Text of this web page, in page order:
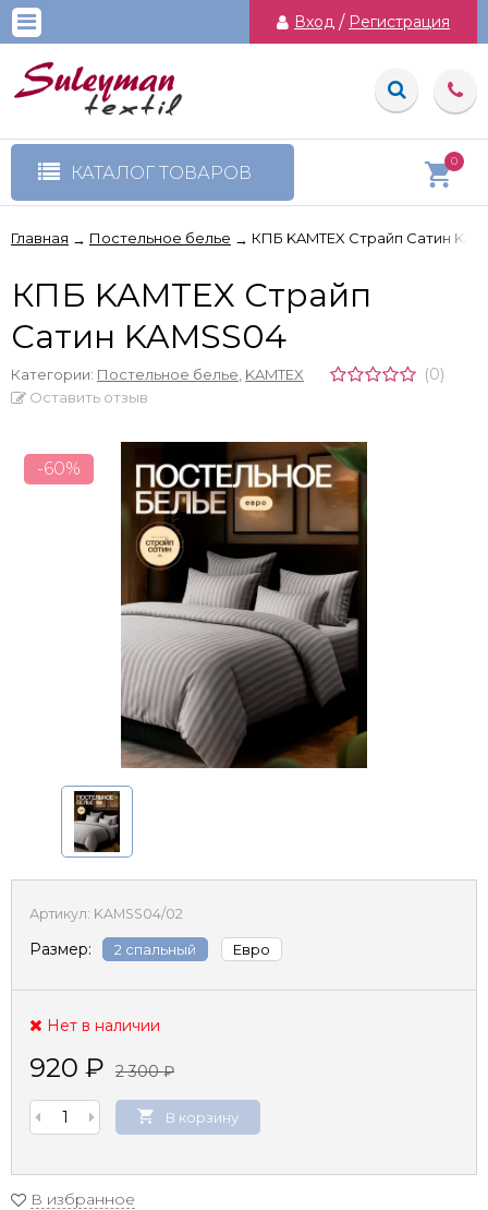
Вход / Регистрация
КАТАЛОГ ТОВАРОВ
0
Главная → Постельное белье → КПБ KAMTEX Страйп Сатин
КПБ KAMTEX Страйп
Сатин KAMSS04
Категории: Постельное белье KAMTEX (0)
Оставить отзыв
-60%
Артикул: KAMSS04/02
Размер: 2 спальный Евро
Нет в наличии
920 ₽ 2 300₽
В корзину
В избранное